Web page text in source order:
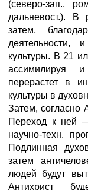
(северо-зап.,
дальневост.). В
затем,
деятельности,
культуры. В 21
ассимилируя
перерастет в
культуры в
Затем, согласно
Переход к ней —
научно-техн.
Подлинная
затем
людей будут
Антихрист